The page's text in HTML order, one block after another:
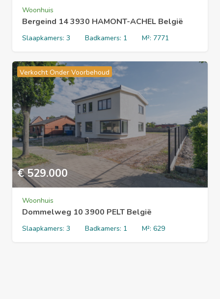
Woonhuis
Bergeind 14 3930 HAMONT-ACHEL België
Slaapkamers: 3 Badkamers: 1 M²: 7771
Verkocht Onder Voorbehoud
€ 529.000
Woonhuis
Dommelweg 10 3900 PELT België
Slaapkamers: 3 Badkamers: 1 M²: 629